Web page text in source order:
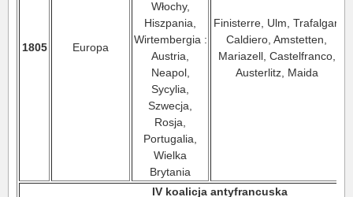
1805 Europa
Włochy,
Hiszpania,
Wirtembergia :
Austria,
Neapol,
Sycylia,
Szwecja,
Rosja,
Portugalia,
Wielka
Brytania
Finisterre, Ulm, Trafalgar,
Caldiero, Amstetten,
Mariazell, Castelfranco,
Austerlitz, Maida
IV koalicja antyfrancuska